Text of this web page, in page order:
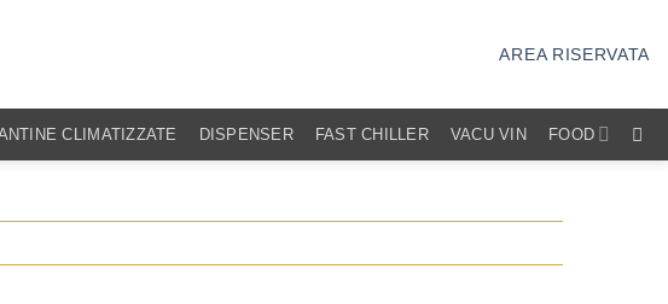
AREA RISERVATA
CLIMATIZZATE DISPENSER FAST CHILLER VACU VIN FOOD